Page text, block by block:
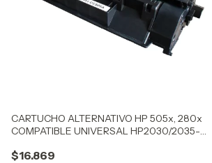
CARTUCHO ALTERNATIVO HP 505x, 280x
COMPATIBLE UNIVERSAL HP2030/2035-
$16.869